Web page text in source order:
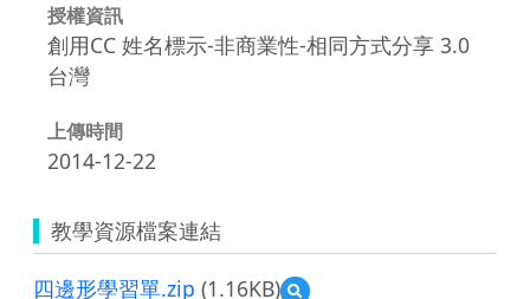
授權資訊
創用CC 姓名標示-非商業性-相同方式分享 3.0
台灣
上傳時間
2014-12-22
教學資源檔案連結
四邊形學習單.zip (1.16KB)
預